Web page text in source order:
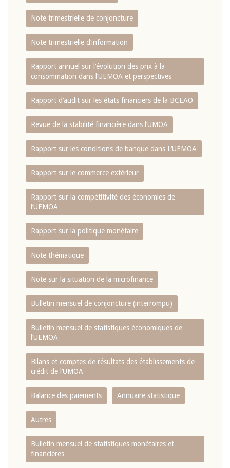
Note trimestrielle de conjoncture
Note trimestrielle d‘information
Rapport annuel sur l‘évolution des prix à la
consommation dans l‘UEMOA et perspectives
Rapport d‘audit sur les états financiers de la BCEAO
Revue de la stabilité financière dans l‘UMOA
Rapport sur les conditions de banque dans L‘UEMOA
Rapport sur le commerce extérieur
Rapport sur la compétitivité des économies de
l‘UEMOA
Rapport sur la politique monétaire
Note thématique
Note sur la situation de la microfinance
Bulletin mensuel de conjoncture (interrompu)
Bulletin mensuel de statistiques économiques de
l‘UEMOA
Bilans et comptes de résultats des établissements de
crédit de l‘UMOA
Balance des paiements Annuaire statistique
Autres
Bulletin mensuel de statistiques monétaires et
financières